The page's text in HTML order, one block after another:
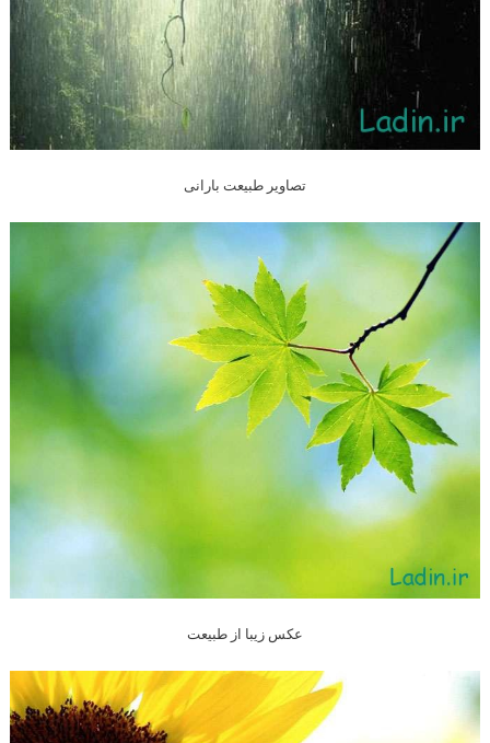
تصاویر طبیعت بارانی
عکس زیبا از طبیعت